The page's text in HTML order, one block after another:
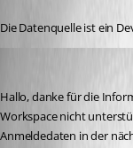
Die Datenquelle ist ein
Hallo, danke für die
Workspace nicht
Anmeldedaten in der